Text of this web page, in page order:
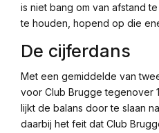
is niet bang om van afstand
te houden, hopend op die
De cijferdans
Met een gemiddelde van
voor Club Brugge tegenover
lijkt de balans door te slaan
daarbij het feit dat Club